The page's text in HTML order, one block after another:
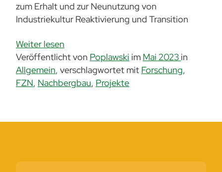
zum Erhalt und zur Neunutzung von
Industriekultur Reaktivierung und Transition
Weiter lesen
Veröffentlicht von Poplawski im Mai 2023 in
Allgemein, verschlagwortet mit Forschung,
FZN, Nachbergbau, Projekte